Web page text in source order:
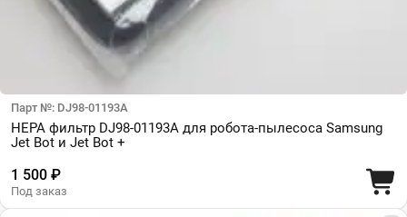
Парт №: DJ98-01193A
HEPA фильтр DJ98-01193A для робота-пылесоса Samsung
Jet Bot и Jet Bot +
1 500 ₽
Под заказ